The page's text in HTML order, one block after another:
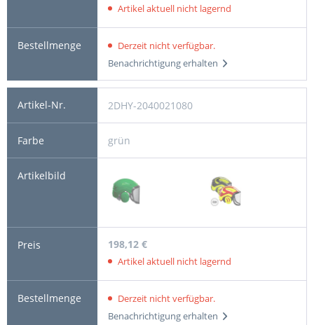
Artikel aktuell nicht lagernd
Derzeit nicht verfügbar.
Benachrichtigung erhalten
2DHY-2040021080
grün
198,12 €
Artikel aktuell nicht lagernd
Derzeit nicht verfügbar.
Benachrichtigung erhalten